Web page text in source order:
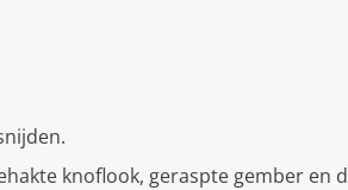
knoflook, geraspte gember en